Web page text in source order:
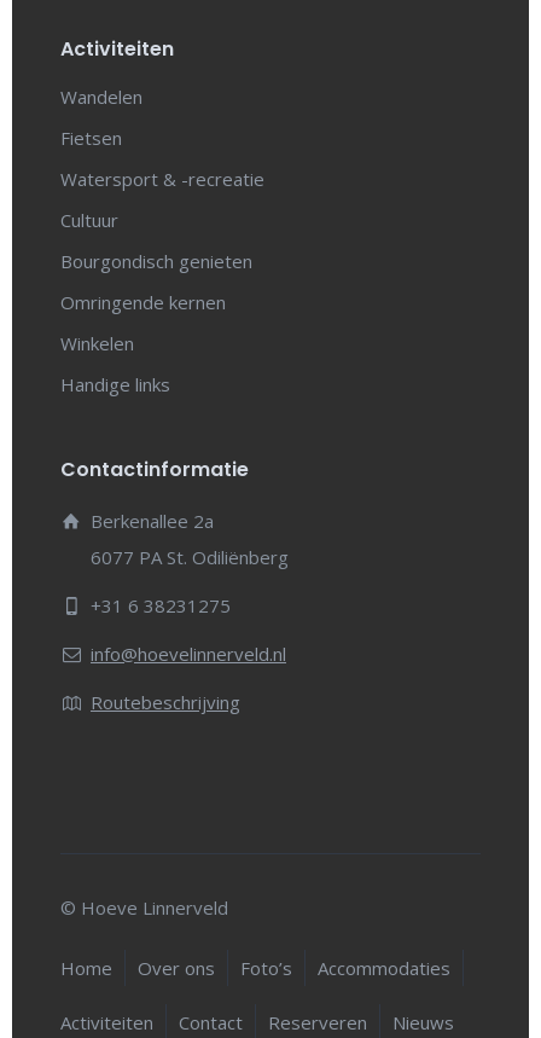
Activiteiten
Wandelen
Fietsen
Watersport & -recreatie
Cultuur
Bourgondisch genieten
Omringende kernen
Winkelen
Handige links
Contactinformatie
Berkenallee 2a
6077 PA St. Odiliënberg
+31 6 38231275
info@hoevelinnerveld.nl
Routebeschrijving
© Hoeve Linnerveld
Home Over ons Foto’s Accommodaties
Activiteiten Contact Reserveren Nieuws